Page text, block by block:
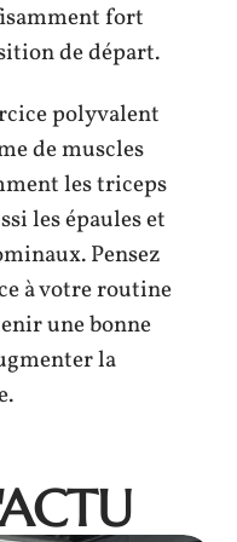
fort
de départ.
polyvalent
de muscles
les triceps
les épaules et
Pensez
à votre routine
une bonne
la